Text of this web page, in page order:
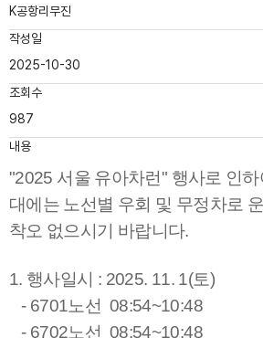
K공항리무진
작성일
2025-10-30
조회수
987
내용
"2025 서울 유아차런" 행사로 인
대에는 노선별 우회 및 무정차로
착오 없으시기 바랍니다.
1. 행사일시 : 2025. 11. 1(토)
- 6701노선 08:54~10:48
- 6702노선 08:54~10:48